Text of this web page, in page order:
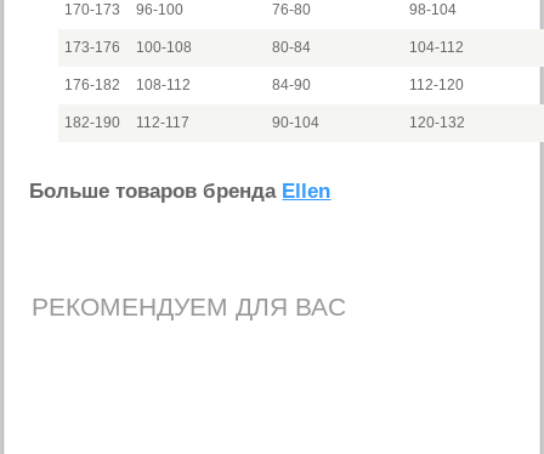
170-173 96-100 76-80 98-104
173-176 100-108 80-84 104-112
176-182 108-112 84-90 112-120
182-190 112-117 90-104 120-132
Больше товаров бренда Ellen
РЕКОМЕНДУЕМ ДЛЯ ВАС